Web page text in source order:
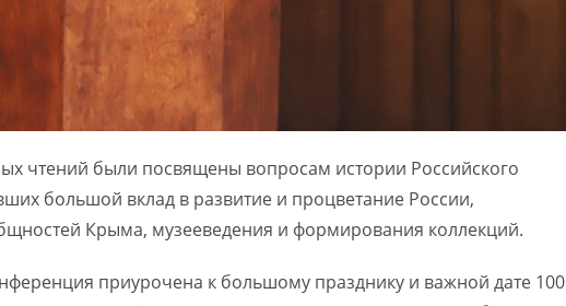
чтений были посвящены вопросам истории Российского
большой вклад в развитие и процветание России,
Крыма, музееведения и формирования коллекций.
приурочена к большому празднику и важной дате 100